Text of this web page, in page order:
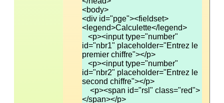
<div id="pge"><fieldset>
<p><input type="number"
id="nbr1" placeholder="Entrez le
<p><input type="number"
id="nbr2" placeholder="Entrez le
<p><span id="rsl" class="red">